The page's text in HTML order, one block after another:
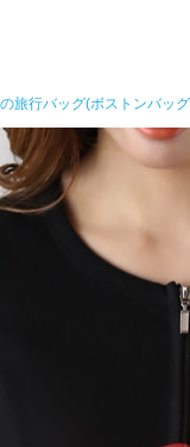
旅行バッグ(ボストンバッ